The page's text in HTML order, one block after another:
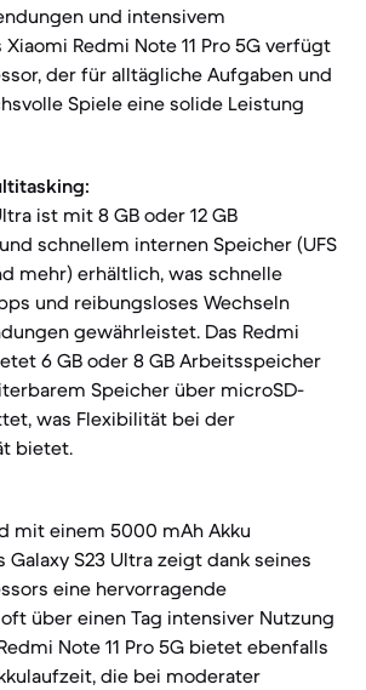
und intensivem
Redmi Note 11 Pro 5G verfügt
der für alltägliche Aufgaben und
Spiele eine solide Leistung
ist mit 8 GB oder 12 GB
schnellem internen Speicher (UFS
mehr) erhältlich, was schnelle
und reibungsloses Wechseln
gewährleistet. Das Redmi
6 GB oder 8 GB Arbeitsspeicher
Speicher über microSD-
was Flexibilität bei der
bietet.
mit einem 5000 mAh Akku
Galaxy S23 Ultra zeigt dank seines
eine hervorragende
über einen Tag intensiver Nutzung
Note 11 Pro 5G bietet ebenfalls
die bei moderater